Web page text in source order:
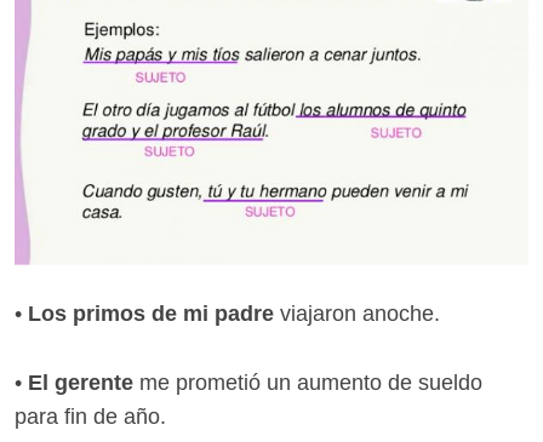
• Los primos de mi padre viajaron anoche.
• El gerente me prometió un aumento de sueldo
para fin de año.